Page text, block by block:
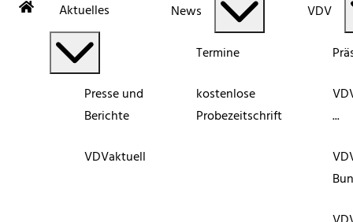
Aktuelles
Presse und
Berichte
VDVaktuell
News
Termine
kostenlose
Probezeitschrift
VDV
...